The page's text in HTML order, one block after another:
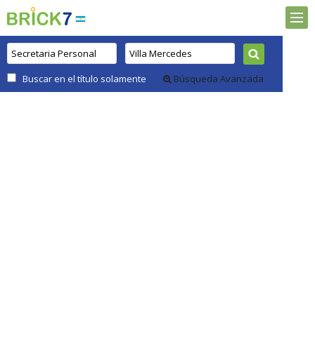
Buscar en el título solamente Búsqueda Avanzada